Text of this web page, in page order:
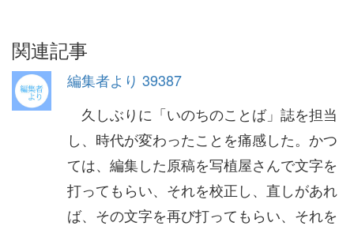
関連記事
編集者より 39387
久しぶりに「いのちのことば」誌を担当
し、時代が変わったことを痛感した。かつ
ては、編集した原稿を写植屋さんで文字を
打ってもらい、それを校正し、直しがあれ
ば、その文字を再び打ってもらい、それを